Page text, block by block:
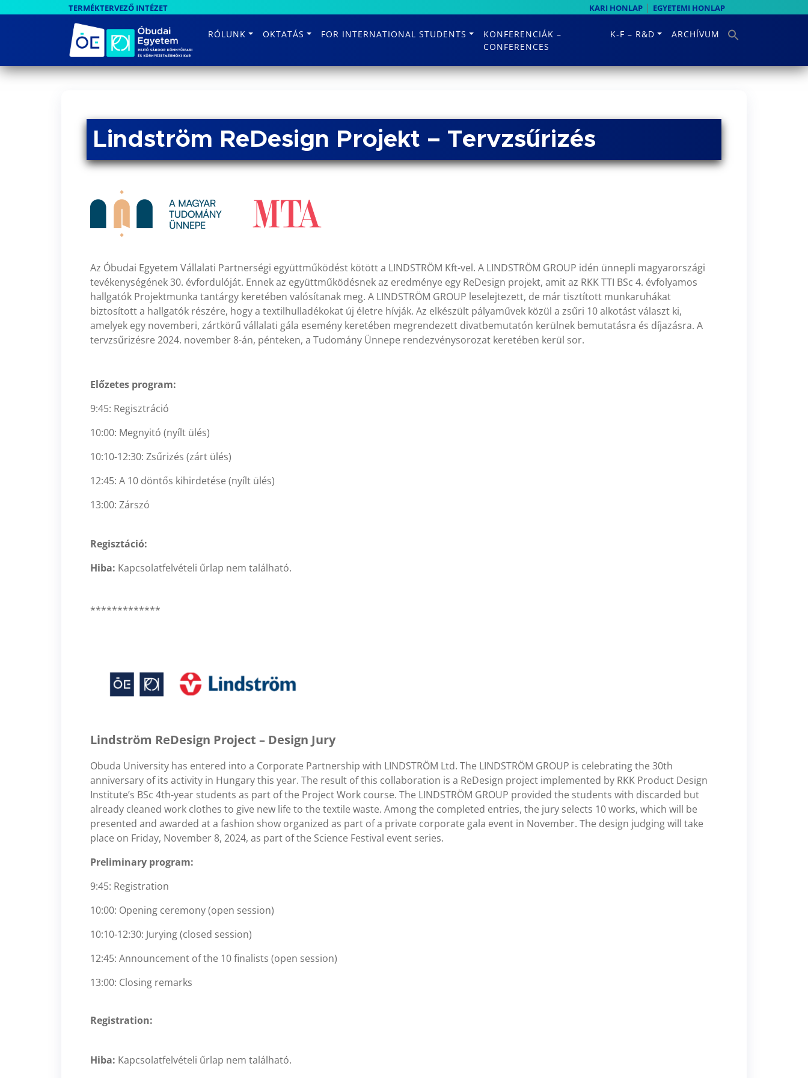
TERMÉKTERVEZŐ INTÉZET KARI HONLAP | EGYETEMI HONLAP
RÓLUNK OKTATÁS FOR INTERNATIONAL STUDENTS
KONFERENCIÁK –
CONFERENCES
K-F – R&D ARCHÍVUM
Lindström ReDesign Projekt – Tervzsűrizés
Az Óbudai Egyetem Vállalati Partnerségi együttműködést kötött a LINDSTRÖM Kft-vel. A LINDSTRÖM GROUP idén ünnepli magyarországi
tevékenységének 30. évfordulóját. Ennek az együttműködésnek az eredménye egy ReDesign projekt, amit az RKK TTI BSc 4. évfolyamos
hallgatók Projektmunka tantárgy keretében valósítanak meg. A LINDSTRÖM GROUP leselejtezett, de már tisztított munkaruhákat
biztosított a hallgatók részére, hogy a textilhulladékokat új életre hívják. Az elkészült pályaművek közül a zsűri 10 alkotást választ ki,
amelyek egy novemberi, zártkörű vállalati gála esemény keretében megrendezett divatbemutatón kerülnek bemutatásra és díjazásra. A
tervzsűrizésre 2024. november 8-án, pénteken, a Tudomány Ünnepe rendezvénysorozat keretében kerül sor.
Előzetes program:
9:45: Regisztráció
10:00: Megnyitó (nyílt ülés)
10:10-12:30: Zsűrizés (zárt ülés)
12:45: A 10 döntős kihirdetése (nyílt ülés)
13:00: Zárszó
Regisztáció:
Hiba: Kapcsolatfelvételi űrlap nem található.
*************
Lindström ReDesign Project – Design Jury
Obuda University has entered into a Corporate Partnership with LINDSTRÖM Ltd. The LINDSTRÖM GROUP is celebrating the 30th
anniversary of its activity in Hungary this year. The result of this collaboration is a ReDesign project implemented by RKK Product Design
Institute’s BSc 4th-year students as part of the Project Work course. The LINDSTRÖM GROUP provided the students with discarded but
already cleaned work clothes to give new life to the textile waste. Among the completed entries, the jury selects 10 works, which will be
presented and awarded at a fashion show organized as part of a private corporate gala event in November. The design judging will take
place on Friday, November 8, 2024, as part of the Science Festival event series.
Preliminary program:
9:45: Registration
10:00: Opening ceremony (open session)
10:10-12:30: Jurying (closed session)
12:45: Announcement of the 10 finalists (open session)
13:00: Closing remarks
Registration:
Hiba: Kapcsolatfelvételi űrlap nem található.